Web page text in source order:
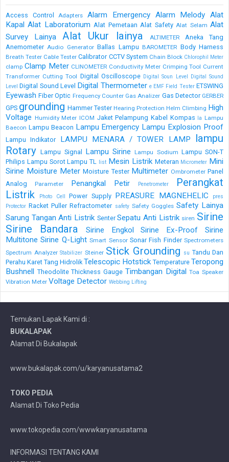
Access Control Adapters Alarm Emergency Alarm Melody Alat
Kapal Alat Laboratorium Alat Pemetaan Alat Safety Alat Selam Alat
Survey Lainya
Alat Ukur lainya ALTIMETER
Aneka Tang
Anemometer Audio Generator Ballas Lampu BAROMETER Body Harness
Breath Tester Cable Tester Calibrator CCTV System Chain Block Chlorophil Meter
clamp Clamp Meter CLINOMETER Conductivity Meter Crimping Tool Current
Transformer Cutting Tool Digital Oscilloscope Digital Soun Level Digital Sound
Level Digital Sound Level Digital Thermometer e EMF Field Tester ETSWING
Eyewash Fiber Optic Frequency Counter Gas Analizer Gas Detector GERBER
GPS grounding Hammer Tester Hearing Protection Helm Climbing High
Voltage Humidity Meter ICOM Jaket Pelampung Kabel Kompas la Lampu
Baecon Lampu Beacon Lampu Emergency Lampu Explosion Proof
Lampu Indikator LAMPU MENARA / TOWER LAMP
lampu
Rotary Lampu Signal Lampu Sirine Lampu Sodium Lampu SON-T
Philips Lampu Sorot Lampu TL list Mesin Listrik Meteran Micrometer Mini
Sirine Moisture Meter Moisture Tester Multimeter Ombrometer Panel
Analog
Parameter Penangkal Petir Penetrometer
Perangkat
Listrik
Photo Cell Power Supply PREASURE MAGNEHELIC
pres
Protector Racket Puller Refractometer safety Safety Goggles Safety Lainya
Sarung Tangan Anti Listrik Senter Sepatu Anti Listrik siren Sirine
Sirine Bandara
Sirine Engkol Sirine Ex-Proof
Sirine
Multitone Sirine Q-Light Smart Sensor Sonar Fish Finder Spectrometers
Spectrum Analyzer Stabilizer Steiner Stick Grounding su Tandu Dan
Perahu Karet Tang Hidrolik Telescopic Hotstick Temperature Teropong
Bushnell Theodolite Thickness Gauge Timbangan Digital Toa Speaker
Vibration Meter Voltage Detector Webbing Lifting
Temukan Lapak Kami di :
BUKALAPAK
Alamat Di Bukalapak
www.bukalapak.com/u/karyanusatama2
TOKO PEDIA
Alamat Di Toko Pedia
www.tokopedia.com/wwwkaryanusatama
INFORMASI TENTANG KAMI